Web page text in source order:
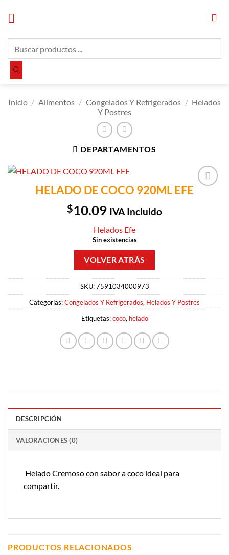
productos
Inicio / Alimentos / Congelados Y Refrigerados / Helados
Y Postres
DEPARTAMENTOS
Añadir a
HELADO DE COCO 920ML EFE
$10.09 IVA Incluido
Helados Efe
Sin existencias
SKU:7591034000973
Categorías:Congelados Y Refrigerados, Helados Y Postres
Etiquetas:coco, helado
DESCRIPCIÓN
VALORACIONES (0)
Helado Cremoso con sabor a coco ideal para
compartir.
PRODUCTOS RELACIONADOS